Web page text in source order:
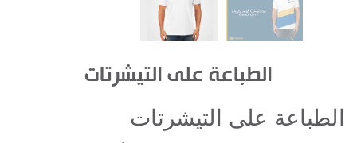
الطباعة على التيشرتات
الطباعة على التيشرتات